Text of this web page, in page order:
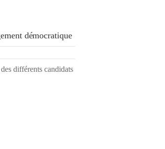
démocratique
différents candidats